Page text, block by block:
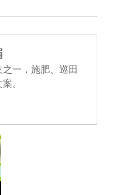
一，施肥、巡田
。